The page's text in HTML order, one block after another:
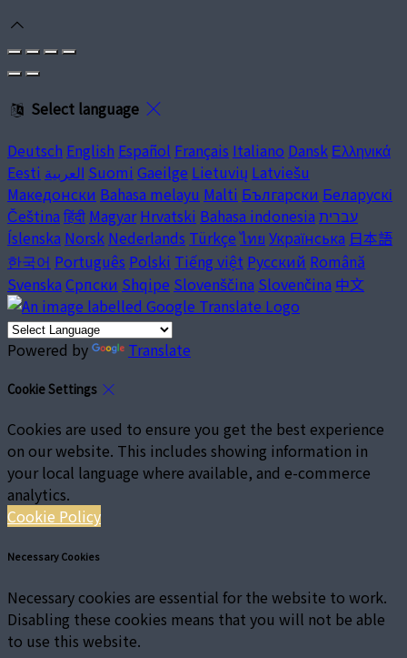
Select language
Deutsch English Español Français Italiano Dansk Ελληνικά
Eesti العربية Suomi Gaeilge Lietuvių Latviešu
Македонски Bahasa melayu Malti Български Беларускі
Čeština हिंदी Magyar Hrvatski Bahasa indonesia עברית
Íslenska Norsk Nederlands Türkçe ไทย Українська 日本語
한국어 Português Polski Tiếng việt Русский Română
Svenska Српски Shqipe Slovenščina Slovenčina 中文
Powered by Translate
Cookie Settings
Cookies are used to ensure you get the best experience
on our website. This includes showing information in
your local language where available, and e-commerce
analytics.
Cookie Policy
Necessary Cookies
Necessary cookies are essential for the website to work.
Disabling these cookies means that you will not be able
to use this website.